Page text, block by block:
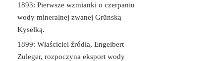
1893: Pierwsze wzmianki o czerpaniu
wody mineralnej zwanej Grünską
Kyselką.
1899: Właściciel źródła, Engelbert
Zuleger, rozpoczyna eksport wody